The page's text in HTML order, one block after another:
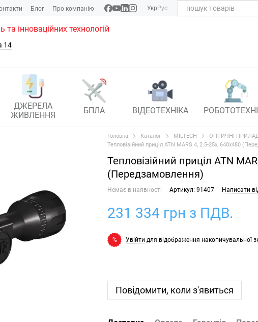
Блог Про компанію Укр Рус
та інноваційних технологій
14
ДЖЕРЕЛА
ЖИВЛЕННЯ
БПЛА ВІДЕОТЕХНІКА
Головна Каталог MILTECH ОПТИЧНІ
Тепловізійний приціл ATN MARS 4, 2.5-25x, 640x480
Тепловізійний приціл ATN
(Передзамовлення)
Немає в наявності Артикул: 91407 Написати
231 334 грн з ПДВ.
% Увійти для відображення накопичувальної
Повідомити, коли з'явиться